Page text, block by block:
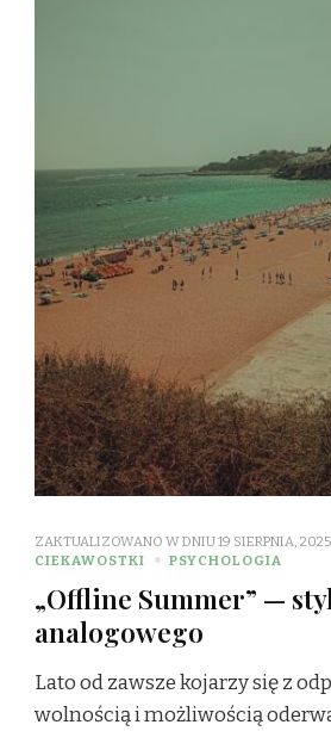
ZAKTUALIZOWANO W DNIU19 SIERPNIA, 2025
CIEKAWOSTKI
PSYCHOLOGIA
„Offline Summer” —
analogowego
Lato od zawsze kojarzy się z
wolnością i możliwością